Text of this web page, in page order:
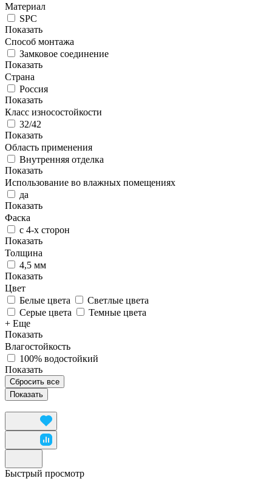
Материал
SPC
Показать
Способ монтажа
Замковое соединение
Показать
Страна
Россия
Показать
Класс износостойкости
32/42
Показать
Область применения
Внутренняя отделка
Показать
Использование во влажных помещениях
да
Показать
Фаска
с 4-х сторон
Показать
Толщина
4,5 мм
Показать
Цвет
Белые цвета
Светлые цвета
Серые цвета
Темные цвета
+ Еще
Показать
Влагостойкость
100% водостойкий
Показать
Сбросить все
Быстрый просмотр